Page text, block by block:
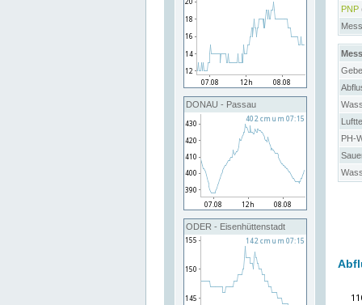
DONAU - Passau
ODER - Eisenhüttenstadt
PNP
PH-